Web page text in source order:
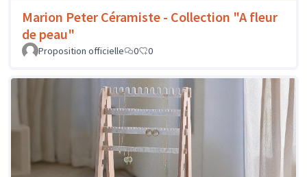
Marion Peter Céramiste - Collection "A fleur
de peau"
Proposition officielle 0 0